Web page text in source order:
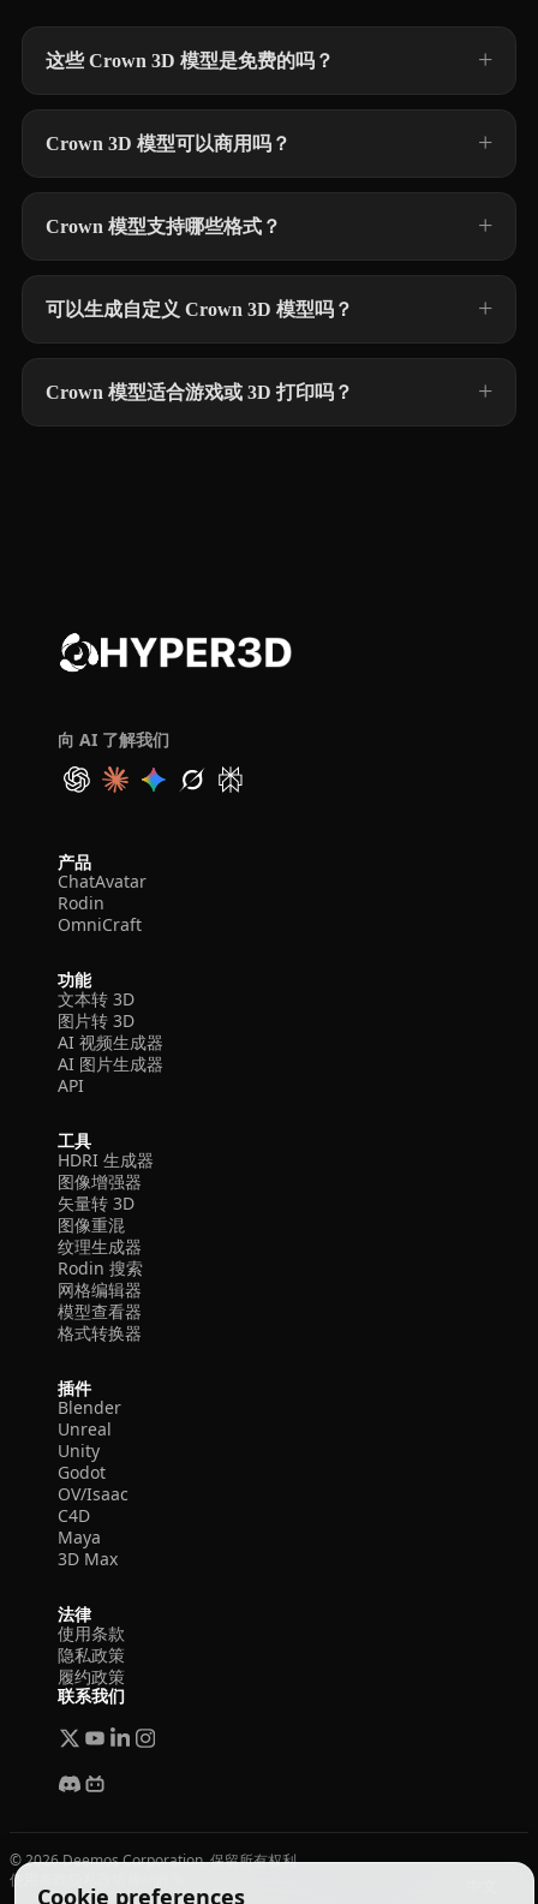
Cookie preferences
这些 Crown 3D 模型是免费的吗？
Crown 3D 模型可以商用吗？
Crown 模型支持哪些格式？
可以生成自定义 Crown 3D 模型吗？
Crown 模型适合游戏或 3D 打印吗？
向 AI 了解我们
产品
ChatAvatar
Rodin
OmniCraft
功能
文本转 3D
图片转 3D
AI 视频生成器
AI 图片生成器
API
工具
HDRI 生成器
图像增强器
矢量转 3D
图像重混
纹理生成器
Rodin 搜索
网格编辑器
模型查看器
格式转换器
插件
Blender
Unreal
Unity
Godot
OV/Isaac
C4D
Maya
3D Max
法律
使用条款
隐私政策
履约政策
联系我们
© 2026 Deemos Corporation. 保留所有权利
使用条款